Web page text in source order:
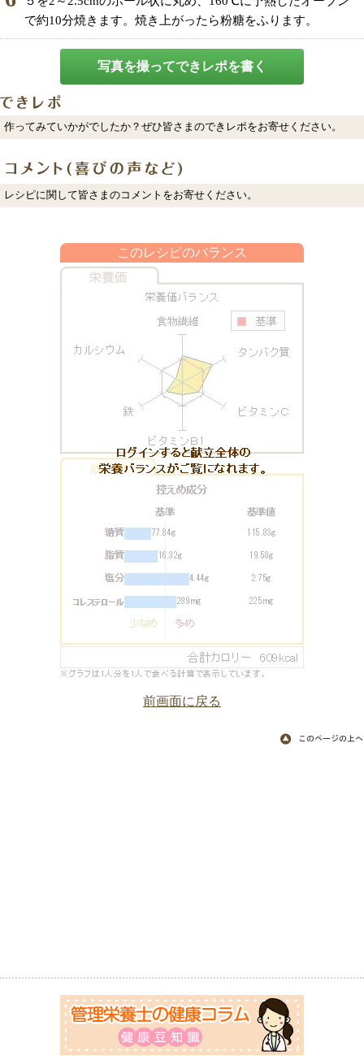
で約10分焼きます。焼き上がったら粉糖をふります。
写真を撮ってできレポを書く
作ってみていかがでしたか？ぜひ皆さまのできレポをお寄せください。
レシピに関して皆さまのコメントをお寄せください。
このレシピのバランス
前画面に戻る